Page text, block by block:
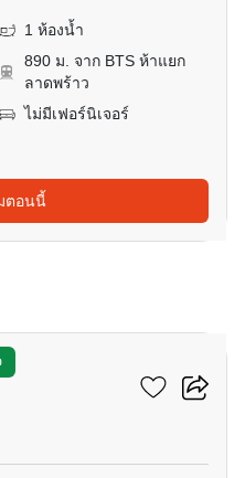
1 ห้องน้ำ
890 ม. จาก BTS ห้าแยก
ลาดพร้าว
ไม่มีเฟอร์นิเจอร์
ตอนนี้